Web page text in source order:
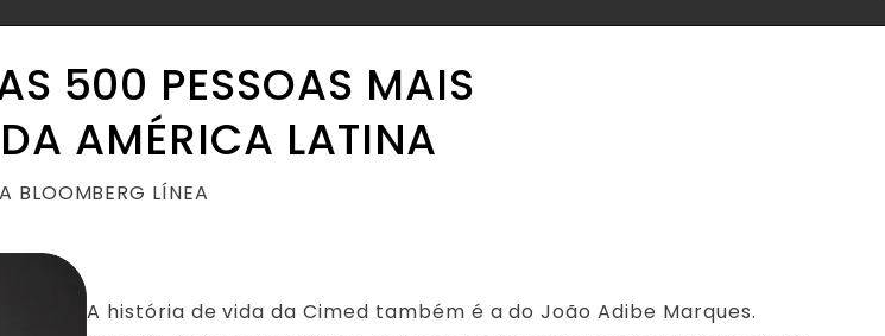
500 PESSOAS MAIS
AMÉRICA LATINA
BLOOMBERG LÍNEA
A história de vida da Cimed também é a do João Adibe Marques.